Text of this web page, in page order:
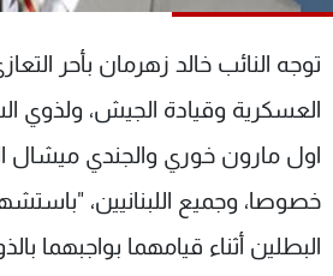
توجه النائب خالد زهرمان بأحر
العسكرية وقيادة الجيش، ولذوي
اول مارون خوري والجندي ميشال
خصوصا، وجميع اللبنانيين،
البطلين أثناء قيامهما بواجبهما
عن MTV
لاعلاناتكم
وظائف
شروط